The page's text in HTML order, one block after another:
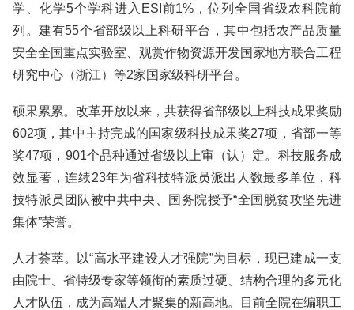
学、化学5个学科进入ESI前1%，位列全国省级农科院前
列。建有55个省部级以上科研平台，其中包括农产品质量
安全全国重点实验室、观赏作物资源开发国家地方联合工程
研究中心（浙江）等2家国家级科研平台。
硕果累累。改革开放以来，共获得省部级以上科技成果奖励
602项，其中主持完成的国家级科技成果奖27项，省部一等
奖47项，901个品种通过省级以上审（认）定。科技服务成
效显著，连续23年为省科技特派员派出人数最多单位，科
技特派员团队被中共中央、国务院授予“全国脱贫攻坚先进
集体”荣誉。
人才荟萃。以“高水平建设人才强院”为目标，现已建成一支
由院士、省特级专家等领衔的素质过硬、结构合理的多元化
人才队伍，成为高端人才聚集的新高地。目前全院在编职工